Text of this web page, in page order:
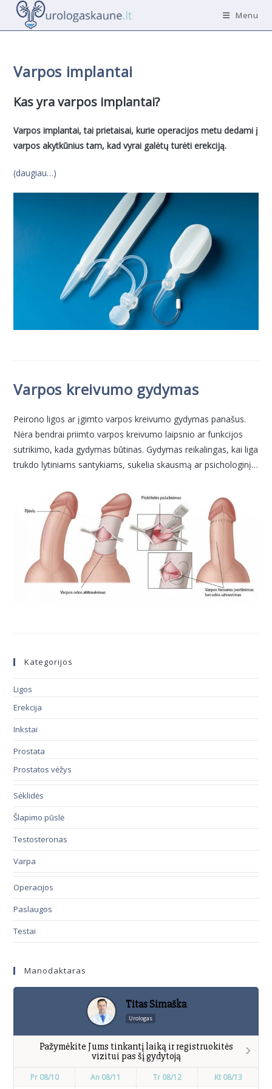
Menu
Varpos implantai
Kas yra varpos implantai?
Varpos implantai, tai prietaisai, kurie operacijos metu dedami į
varpos akytkūnius tam, kad vyrai galėtų turėti erekciją.
(daugiau…)
Varpos kreivumo gydymas
Peirono ligos ar įgimto varpos kreivumo gydymas panašus.
Nėra bendrai priimto varpos kreivumo laipsnio ar funkcijos
sutrikimo, kada gydymas būtinas. Gydymas reikalingas, kai liga
trukdo lytiniams santykiams, sukelia skausmą ar psichologinį…
Kategorijos
Ligos
Erekcija
Inkstai
Prostata
Prostatos vėžys
Sėklidės
Šlapimo pūslė
Testosteronas
Varpa
Operacijos
Paslaugos
Testai
Manodaktaras
Titas Simaška
Urologas
Pažymėkite Jums tinkantį laiką ir registruokitės
vizitui pas šį gydytoją
Pr 08/10 An 08/11 Tr 08/12 Kt 08/13